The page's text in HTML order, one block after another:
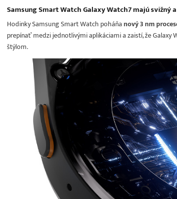
Samsung Smart Watch Galaxy Watch7 majú svižný
Hodinky Samsung Smart Watch poháňanový 3 nm
prepínať medzi jednotlivými aplikáciami a zaistí, že
štýlom.